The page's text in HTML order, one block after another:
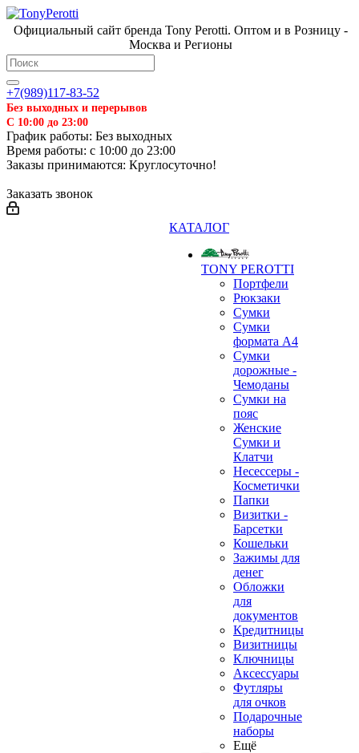
Официальный сайт бренда Tony Perotti. Оптом и в Розницу -
Москва и Регионы
+7(989)117-83-52
Без выходных и перерывов
С 10:00 до 23:00
График работы: Без выходных
Время работы: с 10:00 до 23:00
Заказы принимаются: Круглосуточно!
Заказать звонок
КАТАЛОГ
TONY PEROTTI
Портфели
Рюкзаки
Сумки
Сумки
формата А4
Сумки
дорожные -
Чемоданы
Сумки на
пояс
Женские
Сумки и
Клатчи
Несессеры -
Косметички
Папки
Визитки -
Барсетки
Кошельки
Зажимы для
денег
Обложки
для
документов
Кредитницы
Визитницы
Ключницы
Аксессуары
Футляры
для очков
Подарочные
наборы
Ещё